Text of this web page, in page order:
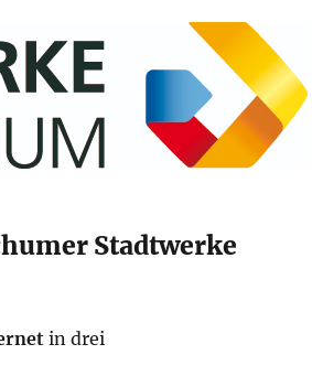
Stadtwerke
in drei